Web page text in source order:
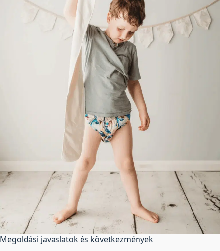
Megoldási javaslatok és következmények